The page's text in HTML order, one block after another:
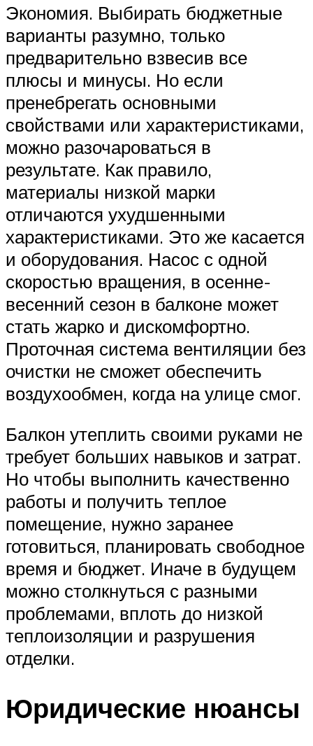
Экономия. Выбирать бюджетные
варианты разумно, только
предварительно взвесив все
плюсы и минусы. Но если
пренебрегать основными
свойствами или характеристиками,
можно разочароваться в
результате. Как правило,
материалы низкой марки
отличаются ухудшенными
характеристиками. Это же касается
и оборудования. Насос с одной
скоростью вращения, в осенне-
весенний сезон в балконе может
стать жарко и дискомфортно.
Проточная система вентиляции без
очистки не сможет обеспечить
воздухообмен, когда на улице смог.
Балкон утеплить своими руками не
требует больших навыков и затрат.
Но чтобы выполнить качественно
работы и получить теплое
помещение, нужно заранее
готовиться, планировать свободное
время и бюджет. Иначе в будущем
можно столкнуться с разными
проблемами, вплоть до низкой
теплоизоляции и разрушения
отделки.
Юридические нюансы